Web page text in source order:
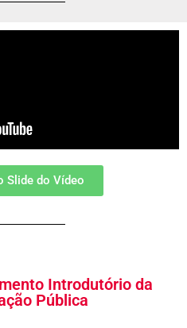
Slide do Vídeo
Introdutório da
Pública